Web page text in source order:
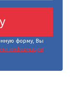
форму, Вы
информации